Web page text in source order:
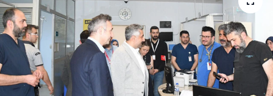
AKTÜEL
EĞİTİM
İLÇELER
Son Dakika Haberleri
Haber Arşivi